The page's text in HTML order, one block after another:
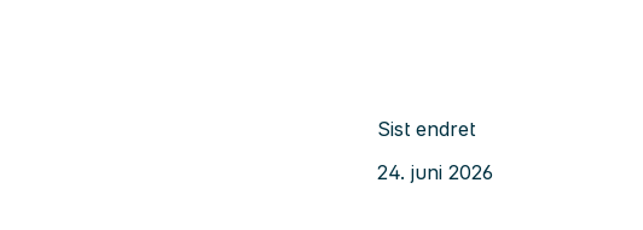
Sist endret
24. juni 2026